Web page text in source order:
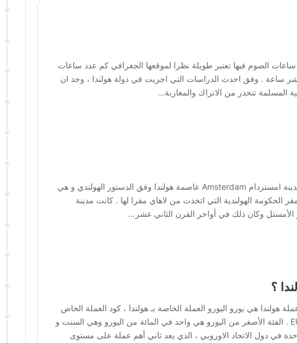
ساعات الصوم فيها تعتبر طويلة نظرا لموقعها الجغرافي كم عدد ساعات
ساعة . وفق احدث الدراسات التي اجريت في دولة هولندا ، وجد ان
المسلمة تنحدر من الاتراك والمغاربة…
ما هي عاصمة هولندا ؟ عاصمة هولندا هي امستردام : Amsterdam مدينة امستردام Amsterdam عاصمة هولندا وفق الدستور الهولندي و هي
الهولندية التي اتخذت من لاهاي مقرا لها . كانت مدينة
وكان ذلك في أواخر القرن الثاني عشر…
؟
هولندا هي يورو اليورو العملة الخاصة بـ هولندا ، كود العملة الخاص
بـ عملات اليورو هو EUR . الفئة الأصغر من اليورو هي واحد في المائة من اليورو وهي السنت و
في دول الاتحاد الاوروبي ، الذي يعد ثاني أهم عملة على مستوى